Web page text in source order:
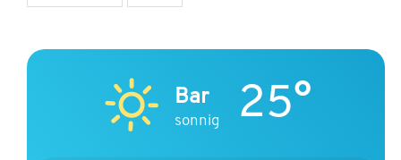
Bar
sonnig 25°